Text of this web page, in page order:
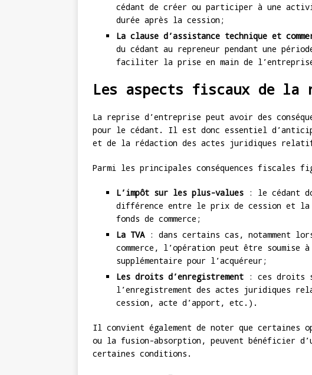
cédant de créer ou participer à une
durée après la cession;
La clause d’assistance technique et
du cédant au repreneur pendant une
faciliter la prise en main de
Les aspects fiscaux de la
La reprise d’entreprise peut avoir des
pour le cédant. Il est donc essentiel
et de la rédaction des actes juridiques
Parmi les principales conséquences fiscales
L’impôt sur les plus-values : le cédant
différence entre le prix de cession et
fonds de commerce;
La TVA: dans certains cas, notamment
commerce, l’opération peut être soumise
supplémentaire pour l’acquéreur;
Les droits d’enregistrement : ces droits
l’enregistrement des actes juridiques
cession, acte d’apport, etc.).
Il convient également de noter que certaines
ou la fusion-absorption, peuvent bénéficier
certaines conditions.